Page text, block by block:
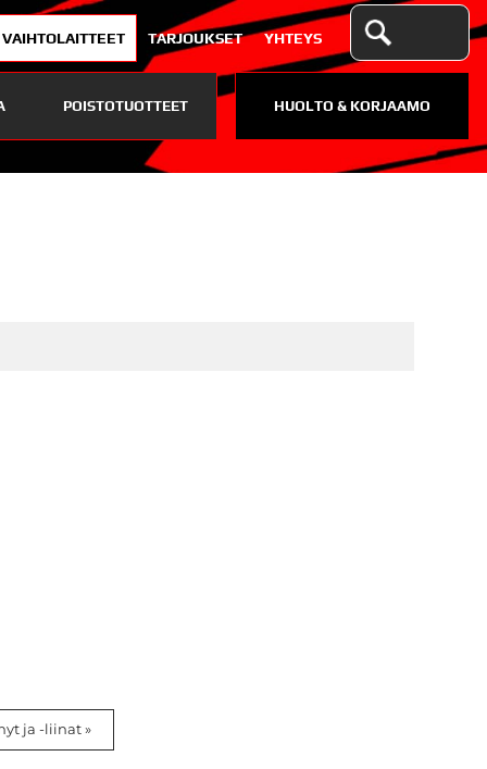
VAIHTOLAITTEET TARJOUKSET YHTEYS
POISTOTUOTTEET HUOLTO & KORJAAMO
ja -liinat »